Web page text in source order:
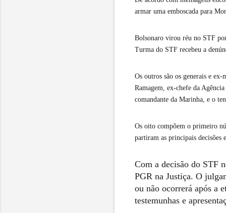
armar uma emboscada para
Bolsonaro virou réu no STF
Turma do STF recebeu a
Os outros são os generais e
Ramagem, ex-chefe da
comandante da Marinha, e o
Os oito compõem o primeiro
partiram as principais decisões
Com a decisão do STF
PGR na Justiça. O
ou não ocorrerá após a
testemunhas e